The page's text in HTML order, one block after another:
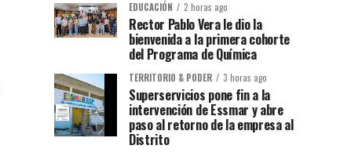
EDUCACIÓN 2 horas ago
Rector Pablo Vera le dio la
bienvenida a la primera cohorte
del Programa de Química
TERRITORIO & PODER 3 horas ago
Superservicios pone fin a la
intervención de Essmar y abre
paso al retorno de la empresa al
Distrito